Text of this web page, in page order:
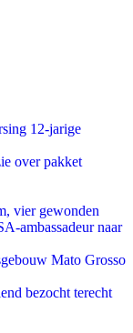
12-jarige
over pakket
vier gewonden
ambassadeur naar
Mato Grosso
bezocht terecht